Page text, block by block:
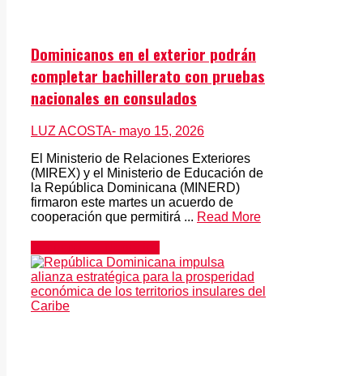
Dominicanos en el exterior podrán
completar bachillerato con pruebas
nacionales en consulados
LUZ ACOSTA- mayo 15, 2026
El Ministerio de Relaciones Exteriores
(MIREX) y el Ministerio de Educación de
la República Dominicana (MINERD)
firmaron este martes un acuerdo de
cooperación que permitirá ... Read More